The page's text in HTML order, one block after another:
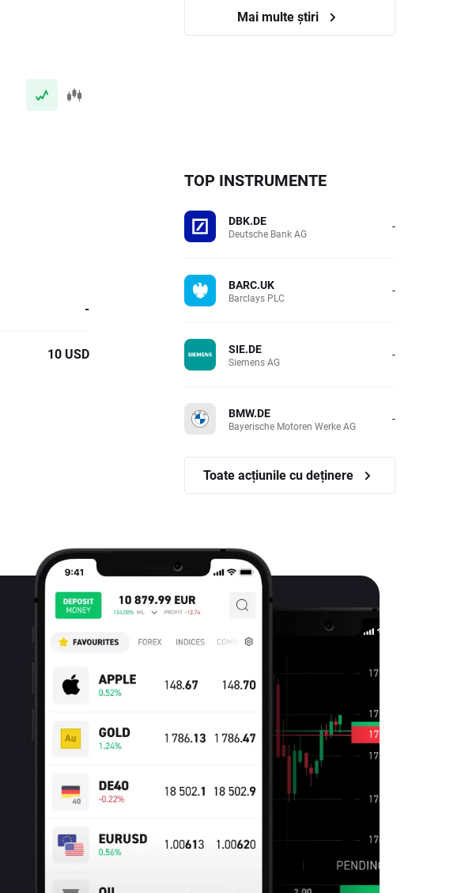
Mai multe știri
-
10 USD
TOP INSTRUMENTE
DBK.DE
Deutsche Bank AG -
BARC.UK
Barclays PLC -
SIE.DE
Siemens AG -
BMW.DE
Bayerische Motoren Werke AG -
Toate acțiunile cu deținere